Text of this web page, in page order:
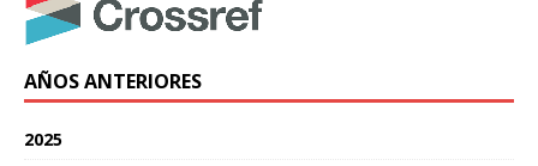
AÑOS ANTERIORES
2025